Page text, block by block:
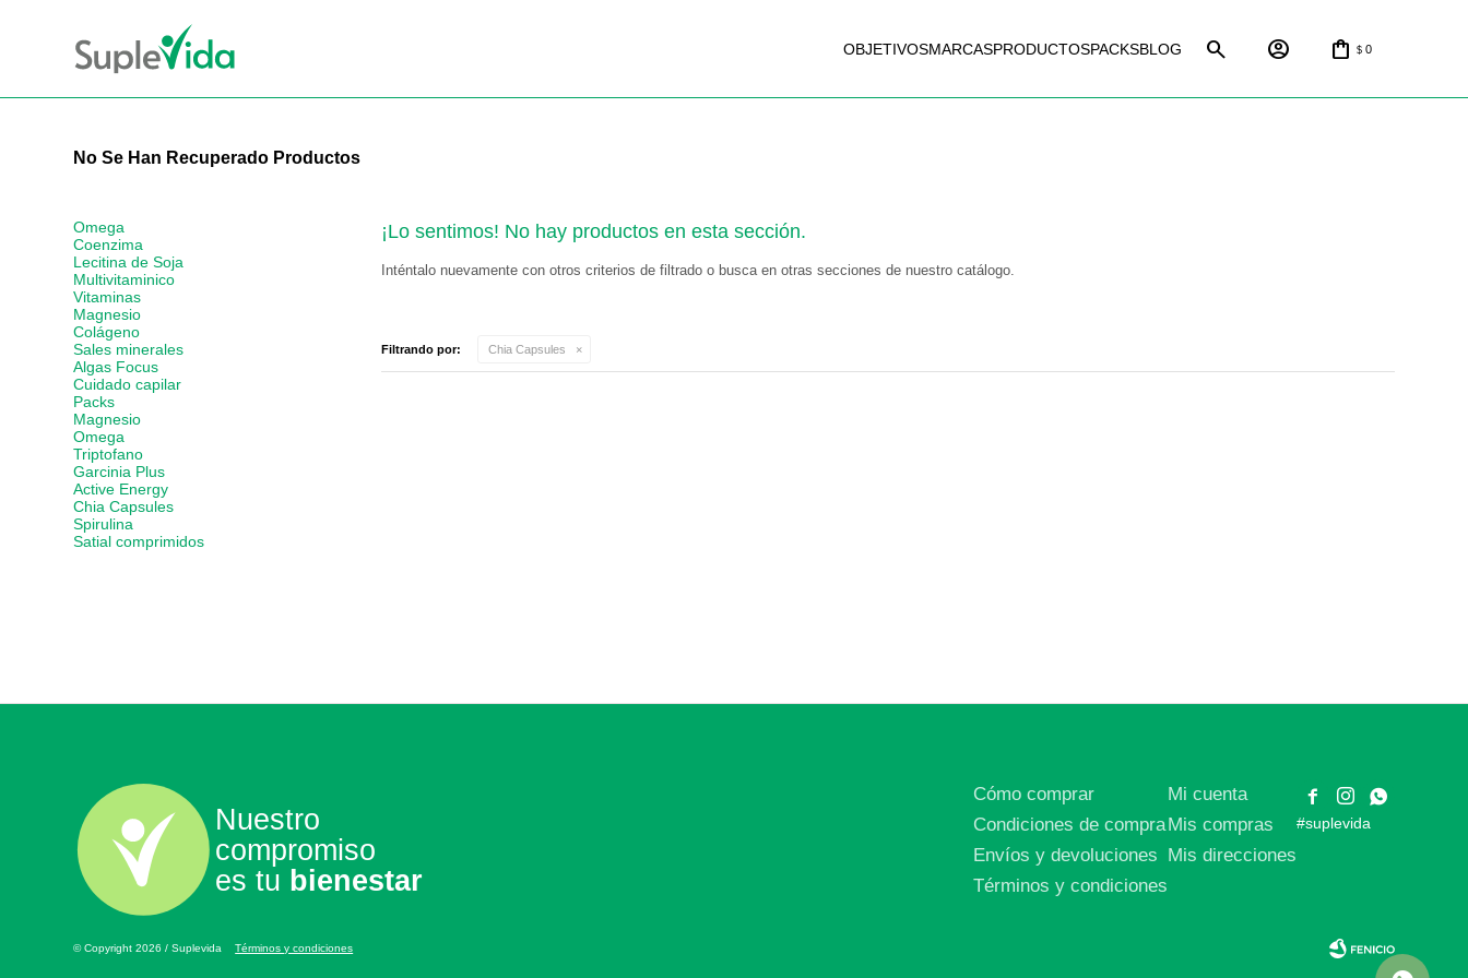
OBJETIVOSMARCASPRODUCTOSPACKSBLOG $ 0
No Se Han Recuperado Productos
¡Lo sentimos! No hay productos en esta sección.
Inténtalo nuevamente con otros criterios de filtrado o busca en otras secciones de nuestro catálogo.
Filtrando por: Chia Capsules
Omega
Coenzima
Lecitina de Soja
Multivitaminico
Vitaminas
Magnesio
Colágeno
Sales minerales
Algas Focus
Cuidado capilar
Packs
Magnesio
Omega
Triptofano
Garcinia Plus
Active Energy
Chia Capsules
Spirulina
Satial comprimidos
Nuestro
compromiso
es tu bienestar
Cómo comprar
Condiciones de compra
Envíos y devoluciones
Términos y condiciones
Mi cuenta
Mis compras
Mis direcciones
 

#suplevida
© Copyright 2026 / SuplevidaTérminos y condiciones